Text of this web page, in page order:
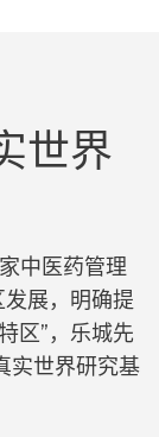
世界
中医药管理
展，明确提
区”，乐城先
实世界研究基